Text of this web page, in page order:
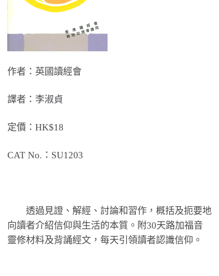
作者：英國讀經會
譯者：李淑貞
定價：HK$18
CAT No.：SU1203
透過見證、解經、討論和習作，概括及扼要地
向讀者介紹信仰與生活的本質。附30天路加福音
靈修材料及背誦經文，每天引領讀者認識信仰。